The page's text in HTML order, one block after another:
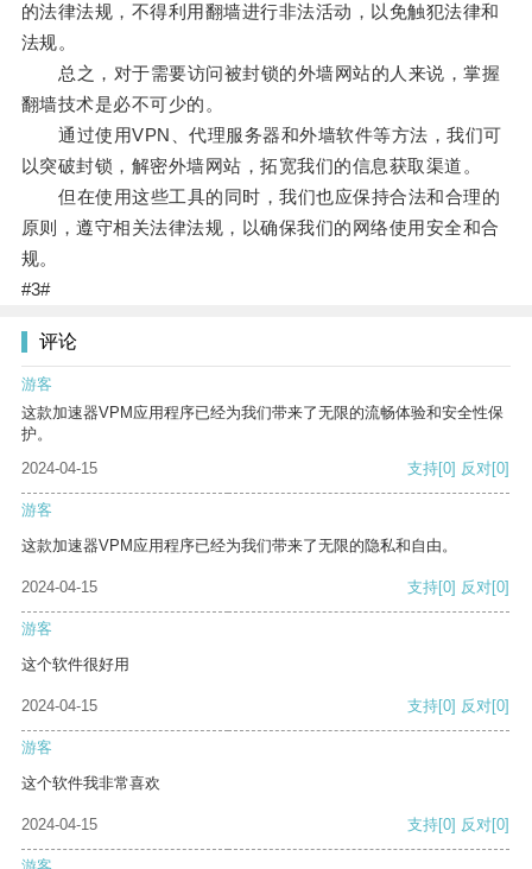
的法律法规，不得利用翻墙进行非法活动，以免触犯法律和
法规。
总之，对于需要访问被封锁的外墙网站的人来说，掌握
翻墙技术是必不可少的。
通过使用VPN、代理服务器和外墙软件等方法，我们可
以突破封锁，解密外墙网站，拓宽我们的信息获取渠道。
但在使用这些工具的同时，我们也应保持合法和合理的
原则，遵守相关法律法规，以确保我们的网络使用安全和合
规。
#3#
评论
游客
这款加速器VPM应用程序已经为我们带来了无限的流畅体验和安全性保
护。
2024-04-15
支持[0] 反对[0]
游客
这款加速器VPM应用程序已经为我们带来了无限的隐私和自由。
2024-04-15 支持[0] 反对[0]
游客
这个软件很好用
2024-04-15 支持[0] 反对[0]
游客
这个软件我非常喜欢
2024-04-15 支持[0] 反对[0]